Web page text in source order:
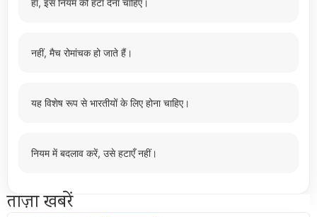
हाँ, इस नियम को हटा देना चाहिए।
नहीं, मैच रोमांचक हो जाते हैं।
यह विशेष रूप से भारतीयों के लिए होना चाहिए।
नियम में बदलाव करें, उसे हटाएँ नहीं।
ताज़ा खबरें